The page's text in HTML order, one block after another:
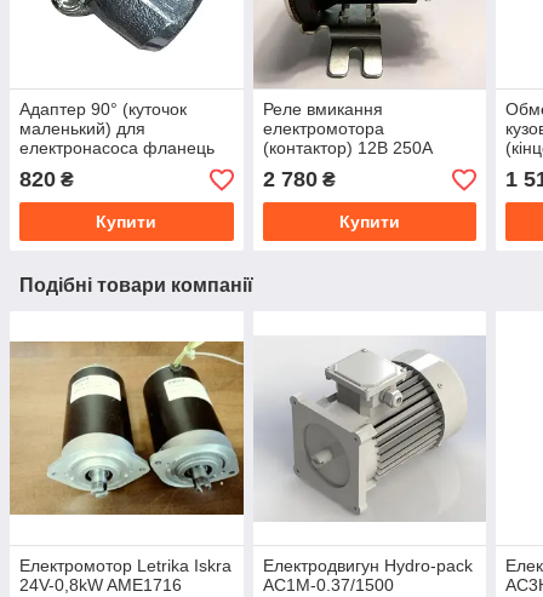
Адаптер 90° (куточок
маленький) для
електронасоса фланець
3/8" Q30
820 ₴
Купити
Реле вмикання
електромотора
(контактор) 12В 250А
(684-1291-212-17)
HIDROS
2 780₴
Купити
1
Подібні товари компанії
Електромотор Letrika Iskra
24V-0,8kW AME1716
Електродвигун Hydro-pack
AC1M-0.37/1500